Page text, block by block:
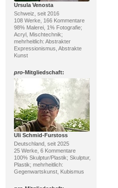
Ursula Venosta
Schweiz, seit 2016
108 Werke, 166 Kommentare
98% Malerei, 1% Fotografie;
Acryl, Mischtechnik;
mehrheitlich: Abstrakter
Expressionismus, Abstrakte
Kunst
pro-Mitgliedschaft:
Uli Schmid-Furstoss
Deutschland, seit 2025
25 Werke, 6 Kommentare
100% Skulptur/Plastik; Skulptur,
Plastik; mehrheitlich:
Gegenwartskunst, Kubismus